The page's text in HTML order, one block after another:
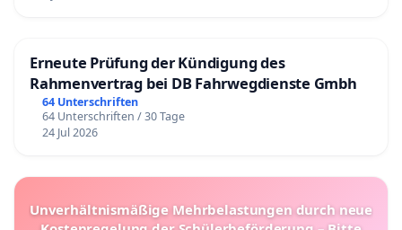
Erneute Prüfung der Kündigung des
Rahmenvertrag bei DB Fahrwegdienste Gmbh
64 Unterschriften
64 Unterschriften / 30 Tage
24 Jul 2026
Unverhältnismäßige Mehrbelastungen durch neue